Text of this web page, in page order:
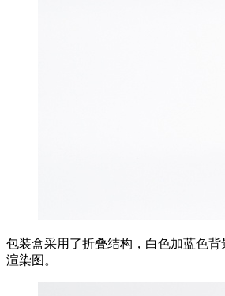
包装盒采用了折叠结构，白色加蓝色
渲染图。